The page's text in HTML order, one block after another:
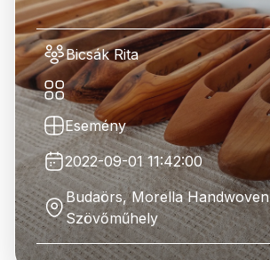
Bicsák Rita
Esemény
2022-09-01 11:42:00
Budaörs, Morella Handwoven
Szövőműhely